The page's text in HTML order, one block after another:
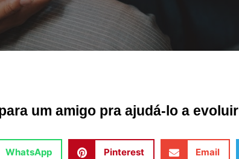
um amigo pra ajudá-lo a evoluir
WhatsApp Pinterest Email